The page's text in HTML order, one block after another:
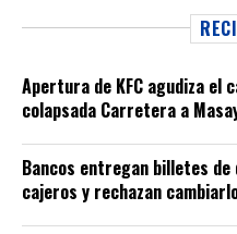
Apertura de KFC agudiza el
colapsada Carretera a
Bancos entregan billetes
cajeros y rechazan